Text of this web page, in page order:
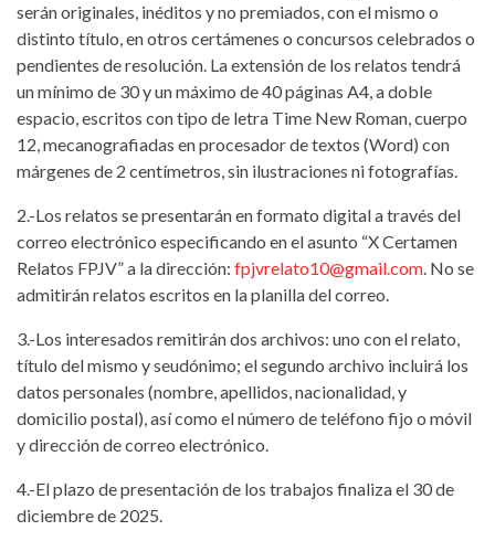
serán originales, inéditos y no premiados, con el mismo o
distinto título, en otros certámenes o concursos celebrados o
pendientes de resolución. La extensión de los relatos tendrá
un mínimo de 30 y un máximo de 40 páginas A4, a doble
espacio, escritos con tipo de letra Time New Roman, cuerpo
12, mecanografiadas en procesador de textos (Word) con
márgenes de 2 centímetros, sin ilustraciones ni fotografías.
2.-Los relatos se presentarán en formato digital a través del
correo electrónico especificando en el asunto “X Certamen
Relatos FPJV” a la dirección: fpjvrelato10@gmail.com. No se
admitirán relatos escritos en la planilla del correo.
3.-Los interesados remitirán dos archivos: uno con el relato,
título del mismo y seudónimo; el segundo archivo incluirá los
datos personales (nombre, apellidos, nacionalidad, y
domicilio postal), así como el número de teléfono fijo o móvil
y dirección de correo electrónico.
4.-El plazo de presentación de los trabajos finaliza el 30 de
diciembre de 2025.